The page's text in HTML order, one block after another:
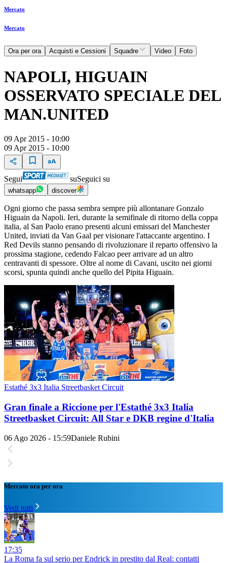
Mercato
Mercato
Ora per ora Acquisti e Cessioni Squadre Video Foto
NAPOLI, HIGUAIN
OSSERVATO SPECIALE DEL
MAN.UNITED
09 Apr 2015 - 10:00
09 Apr 2015 - 10:00
Segui suSeguici su
whatsapp discover
Ogni giorno che passa sembra sempre più allontanare Gonzalo
Higuain da Napoli. Ieri, durante la semifinale di ritorno della coppa
italia, al San Paolo erano presenti alcuni emissari del Manchester
United, inviati da Van Gaal per visionare l'attaccante argentino. I
Red Devils stanno pensando di rivoluzionare il reparto offensivo la
prossima stagione, cedendo Falcao peer arrivare ad un altro
centravanti di spessore. Oltre al nome di Cavani, uscito nei giorni
scorsi, spunta quindi anche quello del Pipita Higuain.
Estathé 3x3 Italia Streetbasket Circuit
Gran finale a Riccione per l'Estathé 3x3 Italia
Streetbasket Circuit: All Star e DKB regine d'Italia
06 Ago 2026 - 15:59Daniele Rubini
Mercato ora per ora
Vedi tutti
17:35
La Roma fa sul serio per Endrick in prestito dal Real: contatti